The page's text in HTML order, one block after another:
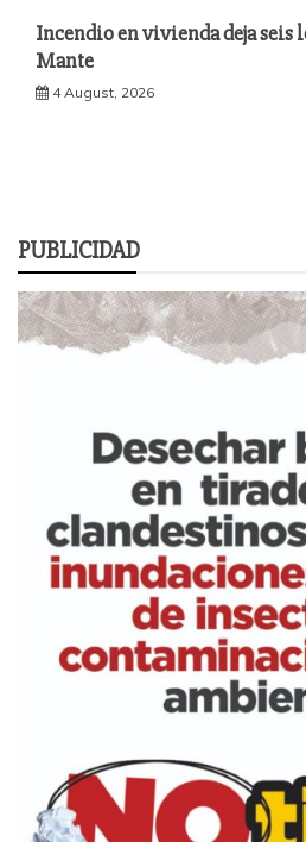
Incendio en vivienda deja seis
Mante
4 August, 2026
PUBLICIDAD